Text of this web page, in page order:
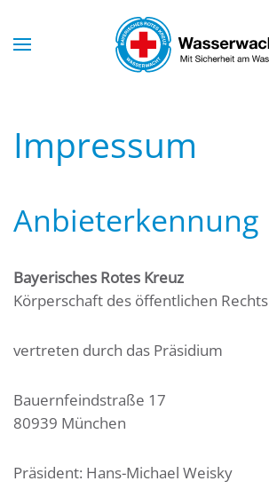
Skip to main content
Impressum
Anbieterkennung
Bayerisches Rotes Kreuz
Körperschaft des öffentlichen Rechts
vertreten durch das Präsidium
Bauernfeindstraße 17
80939 München
Präsident: Hans-Michael Weisky